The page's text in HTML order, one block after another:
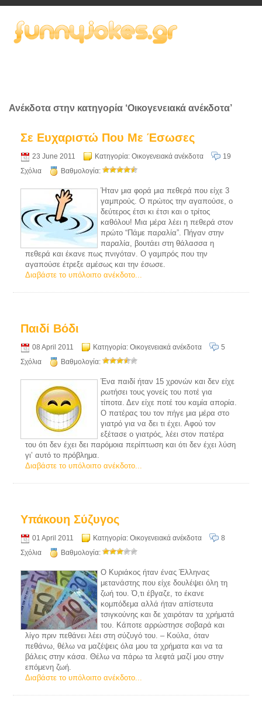
Ανέκδοτα στην κατηγορία ‘Οικογενειακά ανέκδοτα’
Σε Ευχαριστώ Που Με Έσωσες
23 June 2011 Κατηγορία:Οικογενειακά ανέκδοτα
19
Σχόλια
Βαθμολογία:
Ήταν μια φορά μια πεθερά που είχε 3
γαμπρούς. Ο πρώτος την αγαπούσε, ο
δεύτερος έτσι κι έτσι και ο τρίτος
καθόλου! Μια μέρα λέει η πεθερά στον
πρώτο “Πάμε παραλία”. Πήγαν στην
παραλία, βουτάει στη θάλασσα η
πεθερά και έκανε πως πνιγόταν. Ο γαμπρός που την
αγαπούσε έτρεξε αμέσως και την έσωσε.
Διαβάστε το υπόλοιπο ανέκδοτο...
Παιδί Βόδι
08 April 2011 Κατηγορία:Οικογενειακά ανέκδοτα
5
Σχόλια
Βαθμολογία:
Ένα παιδί ήταν 15 χρονών και δεν είχε
ρωτήσει τους γονείς του ποτέ για
τίποτα. Δεν είχε ποτέ του καμία απορία.
Ο πατέρας του τον πήγε μια μέρα στο
γιατρό για να δει τι έχει. Αφού τον
εξέτασε ο γιατρός, λέει στον πατέρα
του ότι δεν έχει δει παρόμοια περίπτωση και ότι δεν έχει λύση
γι’ αυτό το πρόβλημα.
Διαβάστε το υπόλοιπο ανέκδοτο...
Υπάκουη Σύζυγος
01 April 2011 Κατηγορία:Οικογενειακά ανέκδοτα
8
Σχόλια
Βαθμολογία:
O Κυριάκος ήταν ένας Έλληνας
μετανάστης που είχε δουλέψει όλη τη
ζωή του. Ό,τι έβγαζε, το έκανε
κομπόδεμα αλλά ήταν απίστευτα
τσιγκούνης και δε χαιρόταν τα χρήματά
του. Κάποτε αρρώστησε σοβαρά και
λίγο πριν πεθάνει λέει στη σύζυγό του. – Κούλα, όταν
πεθάνω, θέλω να μαζέψεις όλα μου τα χρήματα και να τα
βάλεις στην κάσα. Θέλω να πάρω τα λεφτά μαζί μου στην
επόμενη ζωή.
Διαβάστε το υπόλοιπο ανέκδοτο...